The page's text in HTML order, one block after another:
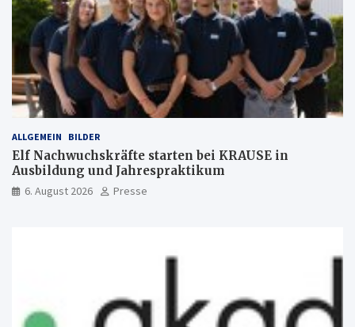
ALLGEMEIN BILDER
Elf Nachwuchskräfte starten bei KRAUSE in
Ausbildung und Jahrespraktikum
6. August 2026 Presse